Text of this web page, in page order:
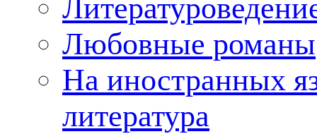
Любовные романы
На иностранных
литература